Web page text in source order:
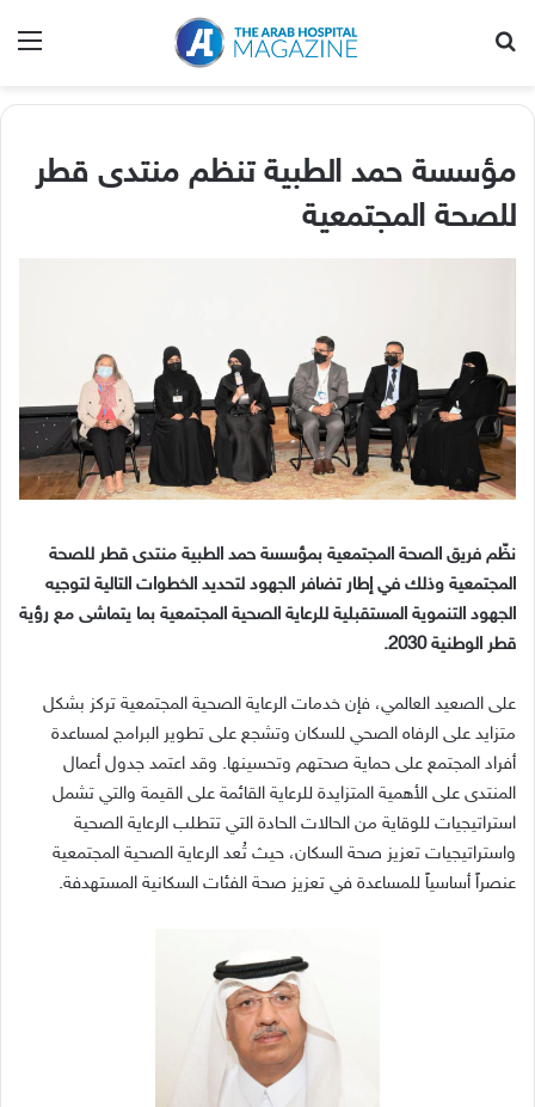
مؤسسة حمد الطبية تنظم منتدى قطر
للصحة المجتمعية
نظّم فريق الصحة المجتمعية بمؤسسة حمد الطبية منتدى قطر للصحة
المجتمعية وذلك في إطار تضافر الجهود لتحديد الخطوات التالية لتوجيه
الجهود التنموية المستقبلية للرعاية الصحية المجتمعية بما يتماشى مع رؤية
قطر الوطنية2030.
على الصعيد العالمي، فإن خدمات الرعاية الصحية المجتمعية تركز بشكل
متزايد على الرفاه الصحي للسكان وتشجع على تطوير البرامج لمساعدة
أفراد المجتمع على حماية صحتهم وتحسينها. وقد اعتمد جدول أعمال
المنتدى على الأهمية المتزايدة للرعاية القائمة على القيمة والتي تشمل
استراتيجيات للوقاية من الحالات الحادة التي تتطلب الرعاية الصحية
واستراتيجيات تعزيز صحة السكان، حيث تُعد الرعاية الصحية المجتمعية
عنصراً أساسياً للمساعدة في تعزيز صحة الفئات السكانية المستهدفة.